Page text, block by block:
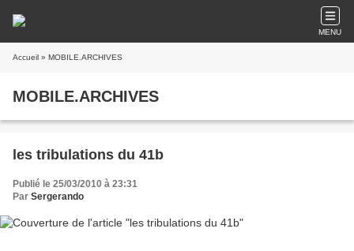
MENU
Accueil » MOBILE.ARCHIVES
MOBILE.ARCHIVES
les tribulations du 41b
Publié le 25/03/2010 à 23:31
Par Sergerando